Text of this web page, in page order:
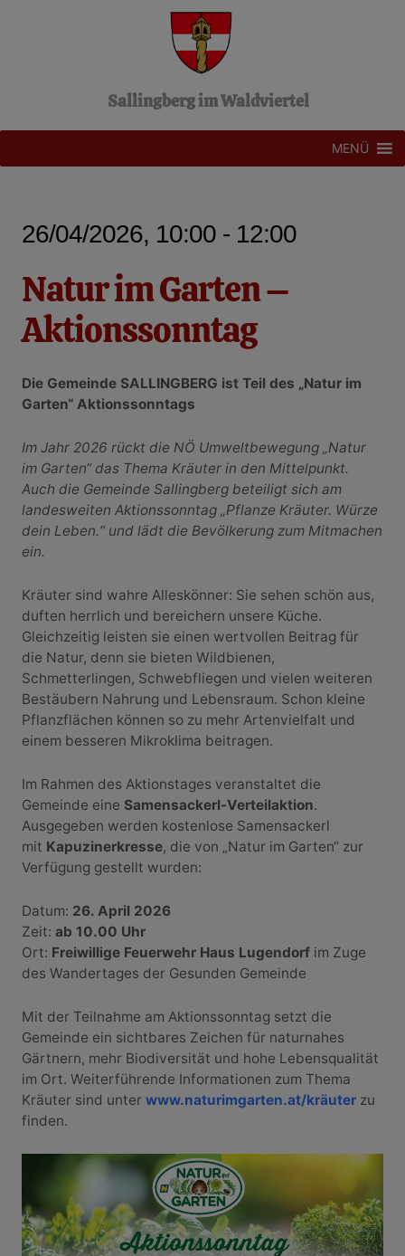
Sallingberg im Waldviertel
MENÜ
26/04/2026, 10:00 - 12:00
Natur im Garten –
Aktionssonntag
Die Gemeinde SALLINGBERG istTeil des „Natur im
Garten“ Aktionssonntags
Im Jahr 2026 rückt die NÖ Umweltbewegung „Natur
im Garten“ das Thema Kräuter in den Mittelpunkt.
Auch die Gemeinde Sallingberg beteiligt sich am
landesweiten Aktionssonntag „Pflanze Kräuter. Würze
dein Leben.“ und lädt die Bevölkerung zum Mitmachen
ein.
Kräuter sind wahre Alleskönner: Sie sehen schön aus,
duften herrlich und bereichern unsere Küche.
Gleichzeitig leisten sie einen wertvollen Beitrag für
die Natur, denn sie bieten Wildbienen,
Schmetterlingen, Schwebfliegen und vielen weiteren
Bestäubern Nahrung und Lebensraum. Schon kleine
Pflanzflächen können so zu mehr Artenvielfalt und
einem besseren Mikroklima beitragen.
Im Rahmen des Aktionstages veranstaltet die
Gemeinde eine Samensackerl-Verteilaktion.
Ausgegeben werden kostenlose Samensackerl
mit Kapuzinerkresse, die von „Natur im Garten“ zur
Verfügung gestellt wurden:
Datum: 26. April 2026
Zeit:ab 10.00 Uhr
Ort: Freiwillige Feuerwehr Haus Lugendorf im Zuge
des Wandertages der Gesunden Gemeinde
Mit der Teilnahme am Aktionssonntag setzt die
Gemeinde ein sichtbares Zeichen für naturnahes
Gärtnern, mehr Biodiversität und hohe Lebensqualität
im Ort. Weiterführende Informationen zum Thema
Kräuter sind unterwww.naturimgarten.at/kräuter zu
finden.